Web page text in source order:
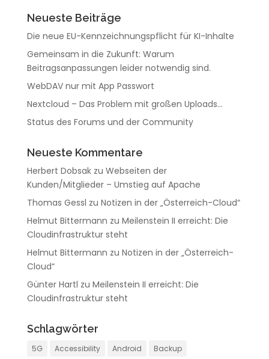
Neueste Beiträge
Die neue EU-Kennzeichnungspflicht für KI-Inhalte
Gemeinsam in die Zukunft: Warum
Beitragsanpassungen leider notwendig sind.
WebDAV nur mit App Passwort
Nextcloud – Das Problem mit großen Uploads…
Status des Forums und der Community
Neueste Kommentare
Herbert Dobsakzu Webseiten der
Kunden/Mitglieder – Umstieg auf Apache
Thomas Gessl zu Notizen in der „Österreich-Cloud“
Helmut Bittermann zu Meilenstein II erreicht: Die
Cloudinfrastruktur steht
Helmut Bittermann zu Notizen in der „Österreich-
Cloud“
Günter Hartl zu Meilenstein II erreicht: Die
Cloudinfrastruktur steht
Schlagwörter
5G Accessibility Android
Backup